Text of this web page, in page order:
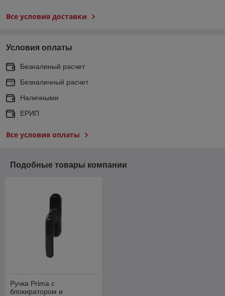
Все условия доставки
Условия оплаты
Безналиный расчет
Безналичный расчет
Наличными
ЕРИП
Все условия оплаты
Подобные товары компании
Ручка Prima с
блокиратором и